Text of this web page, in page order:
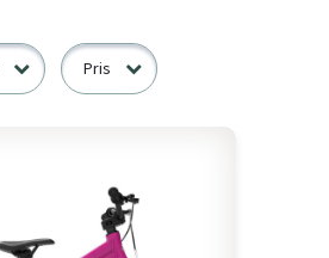
Pris